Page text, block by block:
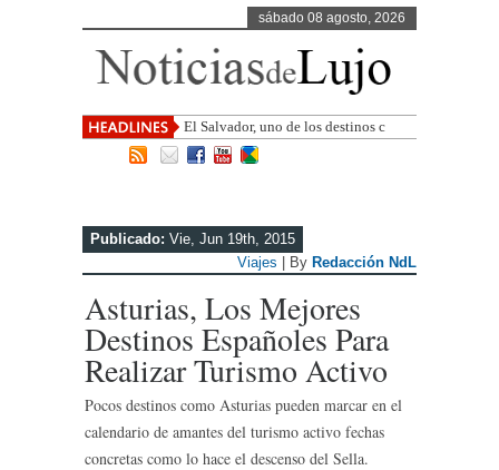
sábado 08 agosto, 2026
El Salvador, uno de los destinos con
mayor proyección de Centroamérica
Publicado: Vie, Jun 19th, 2015
Viajes | By Redacción NdL
Asturias, Los Mejores
Destinos Españoles Para
Realizar Turismo Activo
Pocos destinos como Asturias pueden marcar en el
calendario de amantes del turismo activo fechas
concretas como lo hace el descenso del Sella.